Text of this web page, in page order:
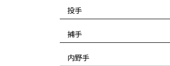
投手
捕手
内野手